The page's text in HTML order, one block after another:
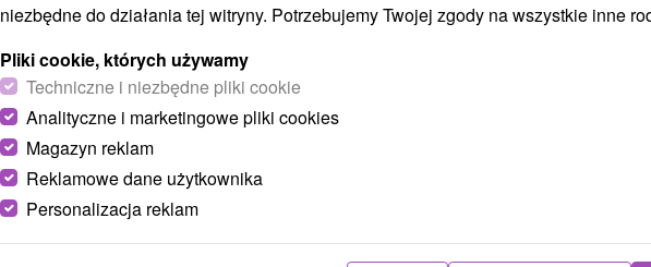
Zamek Bojnice
Trenčiansky kraj -
jest jednym z poszukiwanych i popularnych
Środkowej....
niezbędne do działania tej witryny. Potrzebujemy Twojej zgody na wszystkie inne
Pliki cookie, których używamy
Techniczne i niezbędne pliki cookie
Analityczne i marketingowe pliki cookies
Magazyn reklam
Reklamowe dane użytkownika
Personalizacja reklam